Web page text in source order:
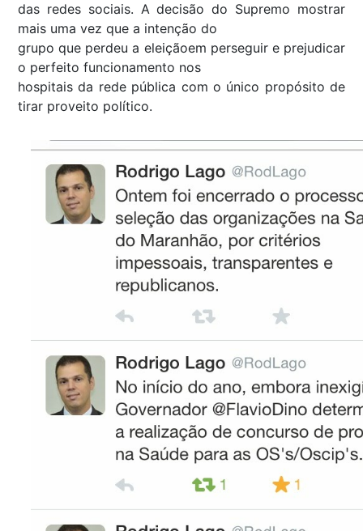
das redes sociais. A decisão do Supremo mostrar
mais uma vez que a intenção do
grupo que perdeu a eleiçãoem perseguir e prejudicar
o perfeito funcionamento nos
hospitais da rede pública com o único propósito de
tirar proveito político.